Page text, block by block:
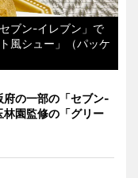
ブン-イレブン」で
風シュー」（パッケ
府の一部の「セブン-
園監修の「グリー